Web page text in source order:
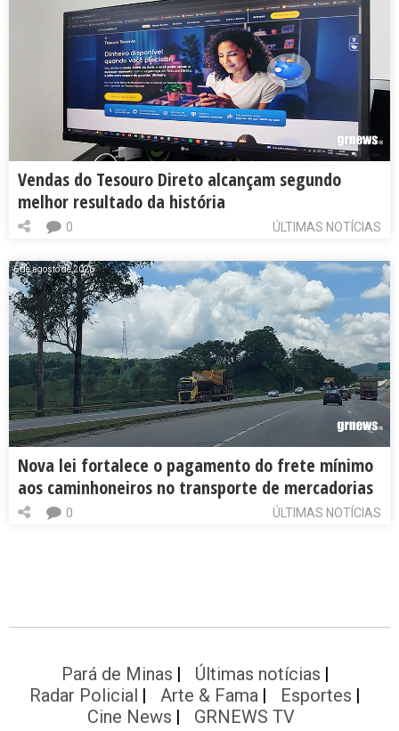
Vendas do Tesouro Direto alcançam segundo
melhor resultado da história
ÚLTIMAS NOTÍCIAS
0
6 de agosto de 2026
Nova lei fortalece o pagamento do frete mínimo
aos caminhoneiros no transporte de mercadorias
ÚLTIMAS NOTÍCIAS
0
Pará de Minas
Últimas notícias
Radar Policial
Arte & Fama
Esportes
Cine News
GRNEWS TV